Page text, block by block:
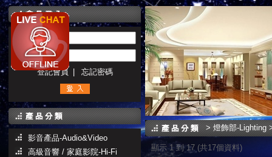
帳號 :
密碼 :
登記會員
忘記密碼
影音產品-Audio&Video
高級音響 / 家庭影院-Hi-Fi
>燈飾部-Lighting
顯示 1 到 17 (共17個資料)